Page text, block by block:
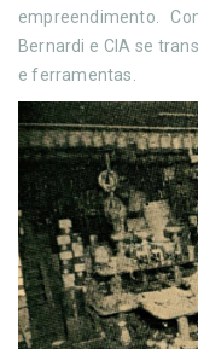
empreendimento.
Bernardi e CIA se
e ferramentas.